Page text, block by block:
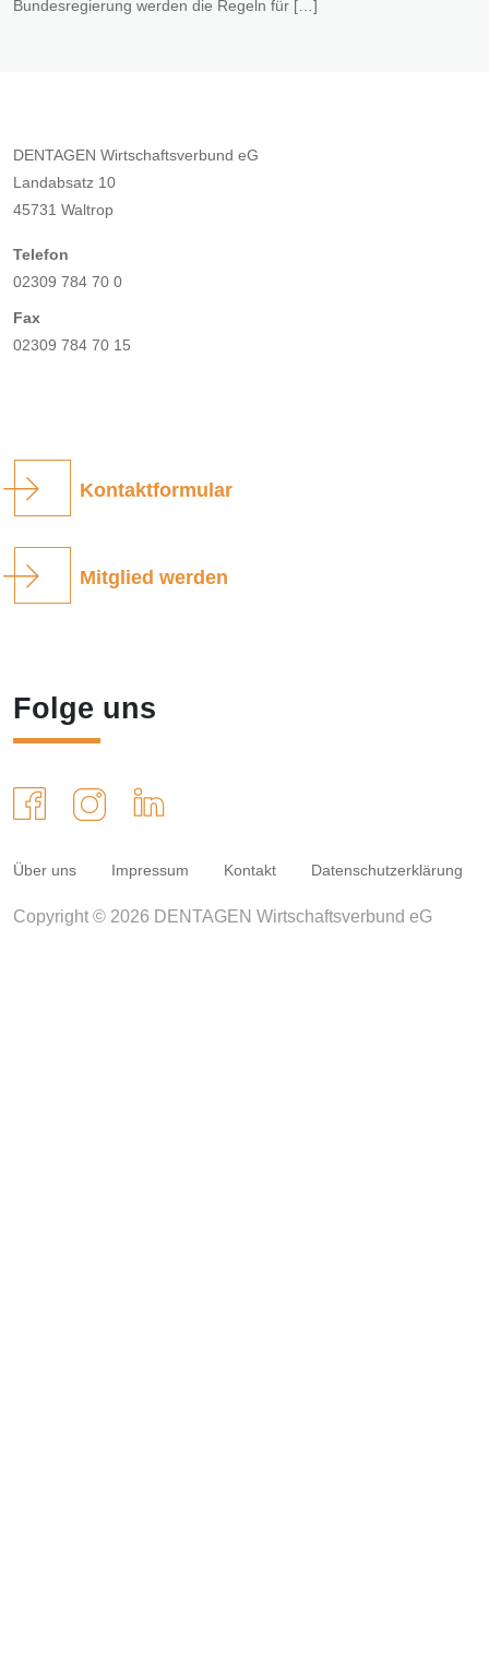
Bundesregierung werden die Regeln für […]
DENTAGEN Wirtschaftsverbund eG
Landabsatz 10
45731 Waltrop
Telefon
02309 784 70 0
Fax
02309 784 70 15
Kontaktformular
Mitglied werden
Folge uns
Über uns Impressum Kontakt Datenschutzerklärung
Copyright © 2026 DENTAGEN Wirtschaftsverbund eG